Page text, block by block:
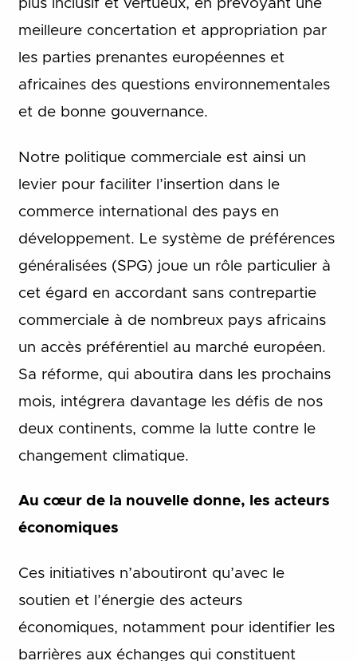
plus inclusif et vertueux, en prévoyant une
meilleure concertation et appropriation par
les parties prenantes européennes et
africaines des questions environnementales
et de bonne gouvernance.
Notre politique commerciale est ainsi un
levier pour faciliter l’insertion dans le
commerce international des pays en
développement. Le système de préférences
généralisées (SPG) joue un rôle particulier à
cet égard en accordant sans contrepartie
commerciale à de nombreux pays africains
un accès préférentiel au marché européen.
Sa réforme, qui aboutira dans les prochains
mois, intégrera davantage les défis de nos
deux continents, comme la lutte contre le
changement climatique.
Au cœur de la nouvelle donne, les acteurs
économiques
Ces initiatives n’aboutiront qu’avec le
soutien et l’énergie des acteurs
économiques, notamment pour identifier les
barrières aux échanges qui constituent